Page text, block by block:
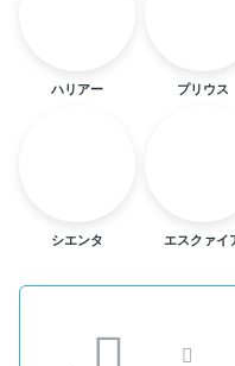
ハリアー プリウス
シエンタ エスクァイ